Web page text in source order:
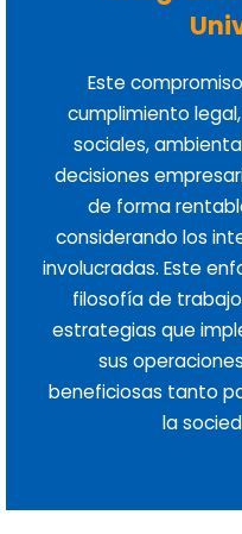
Este
cumplimiento
sociales,
decisiones
de forma
considerando los
involucradas. Este
filosofía de
estrategias que
sus
beneficiosas tanto
la